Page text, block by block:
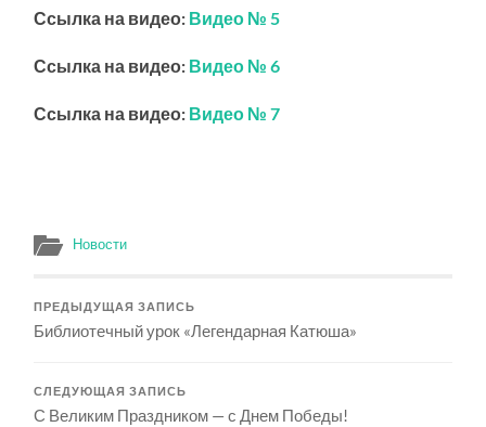
Ссылка на видео: Видео № 5
Ссылка на видео: Видео № 6
Ссылка на видео: Видео № 7
Новости
ПРЕДЫДУЩАЯ ЗАПИСЬ
Библиотечный урок «Легендарная Катюша»
СЛЕДУЮЩАЯ ЗАПИСЬ
С Великим Праздником — с Днем Победы!